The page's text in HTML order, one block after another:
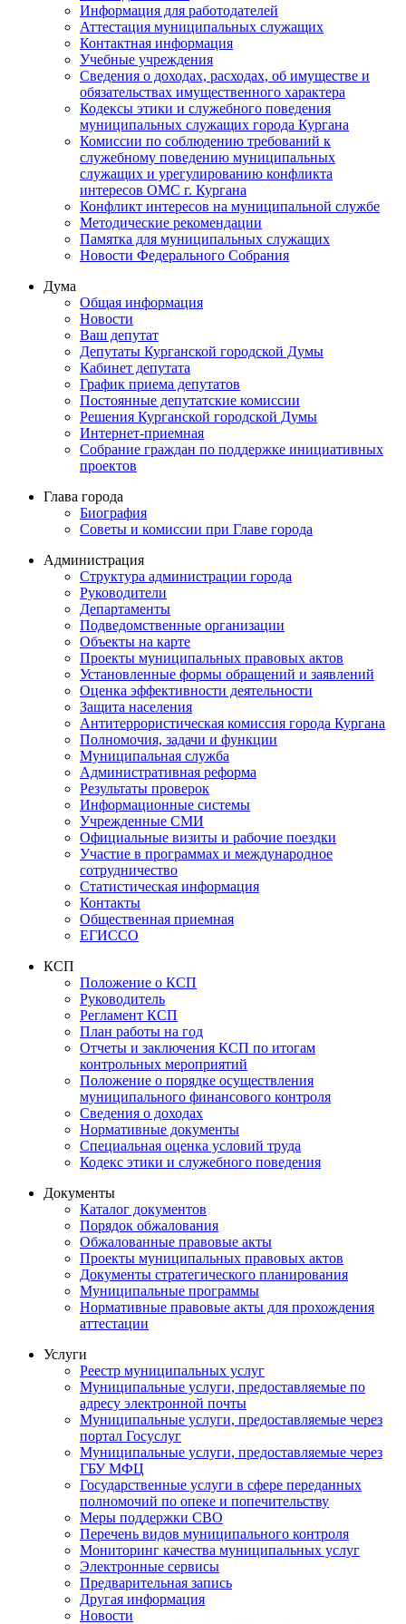
Информация для работодателей
Аттестация муниципальных служащих
Контактная информация
Учебные учреждения
Сведения о доходах, расходах, об имуществе и
обязательствах имущественного характера
Кодексы этики и служебного поведения
муниципальных служащих города Кургана
Комиссии по соблюдению требований к
служебному поведению муниципальных
служащих и урегулированию конфликта
интересов ОМС г. Кургана
Конфликт интересов на муниципальной службе
Методические рекомендации
Памятка для муниципальных служащих
Новости Федерального Cобрания
Дума
Общая информация
Новости
Ваш депутат
Депутаты Курганской городской Думы
Кабинет депутата
График приема депутатов
Постоянные депутатские комиссии
Решения Курганской городской Думы
Интернет-приемная
Собрание граждан по поддержке инициативных
проектов
Глава города
Биография
Советы и комиссии при Главе города
Администрация
Структура администрации города
Руководители
Департаменты
Подведомственные организации
Объекты на карте
Проекты муниципальных правовых актов
Установленные формы обращений и заявлений
Оценка эффективности деятельности
Защита населения
Антитеррористическая комиссия города Кургана
Полномочия, задачи и функции
Муниципальная служба
Административная реформа
Результаты проверок
Информационные системы
Учрежденные СМИ
Официальные визиты и рабочие поездки
Участие в программах и международное
сотрудничество
Статистическая информация
Контакты
Общественная приемная
ЕГИССО
КСП
Положение о КСП
Руководитель
Регламент КСП
План работы на год
Отчеты и заключения КСП по итогам
контрольных мероприятий
Положение о порядке осуществления
муниципального финансового контроля
Сведения о доходах
Нормативные документы
Специальная оценка условий труда
Кодекс этики и служебного поведения
Документы
Каталог документов
Порядок обжалования
Обжалованные правовые акты
Проекты муниципальных правовых актов
Документы стратегического планирования
Муниципальные программы
Нормативные правовые акты для прохождения
аттестации
Услуги
Реестр муниципальных услуг
Муниципальные услуги, предоставляемые по
адресу электронной почты
Муниципальные услуги, предоставляемые через
портал Госуслуг
Муниципальные услуги, предоставляемые через
ГБУ МФЦ
Государственные услуги в сфере переданных
полномочий по опеке и попечительству
Меры поддержки СВО
Перечень видов муниципального контроля
Мониторинг качества муниципальных услуг
Электронные сервисы
Предварительная запись
Другая информация
Новости